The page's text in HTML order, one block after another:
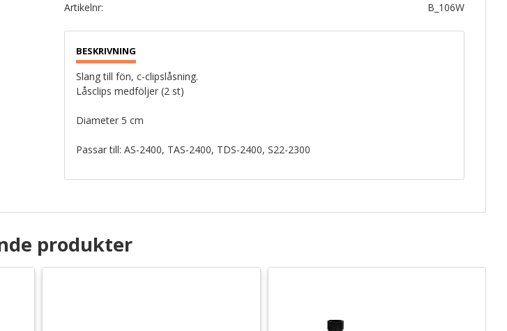
Artikelnr
B_106W
Slang till fön, c-clipslåsning.
Låsclips medföljer (2 st)
Diameter 5 cm
Passar till: AS-2400, TAS-2400, TDS-2400, S22-2300
produkter